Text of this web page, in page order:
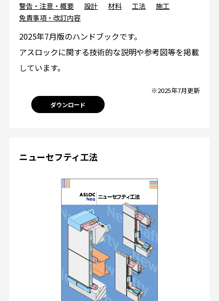
警告・注意・概要
設計 材料 工法
施工
免責事項・改訂内容
2025年7月版のハンドブックです。
アスロックに関する技術的な説明や参考図等を掲載
しています。
※2025年7月更新
ダウンロード
ニューセフティ工法